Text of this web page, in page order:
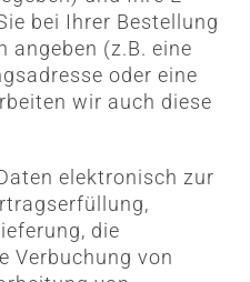
bei Ihrer Bestellung
angeben (z.B. eine
oder eine
wir auch diese
elektronisch zur
die
Verbuchung von